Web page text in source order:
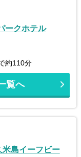
ークホテル
約110分
覧へ
米島イーフビー